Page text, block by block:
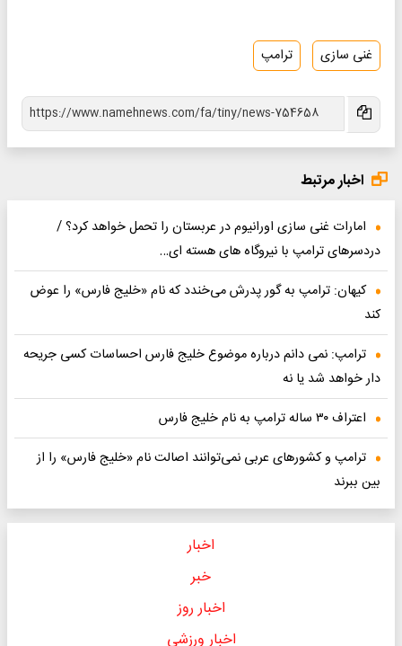
غنی سازی ترامپ
اخبار مرتبط
امارات غنی سازی اورانیوم در عربستان را تحمل خواهد کرد؟ /
دردسرهای ترامپ با نیروگاه های هسته ای…
کیهان: ترامپ به گور پدرش می‌خندد که نام «خلیج فارس» را عوض
کند
ترامپ: نمی دانم درباره موضوع خلیج فارس احساسات کسی جریحه
دار خواهد شد یا نه
اعتراف ۳۰ ساله ترامپ به نام خلیج فارس
ترامپ و کشورهای عربی نمی‌توانند اصالت نام «خلیج فارس» را از
بین ببرند
اخبار
خبر
اخبار روز
اخبار ورزشی